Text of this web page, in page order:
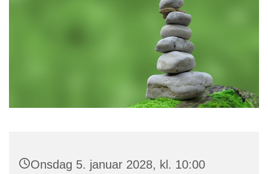
Onsdag 5. januar 2028, kl. 10:00